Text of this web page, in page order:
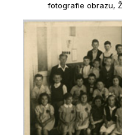
fotografie obrazu,